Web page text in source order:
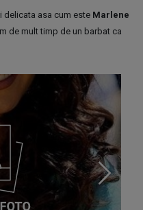
delicata asa cum este Marlene
de mult timp de un barbat ca